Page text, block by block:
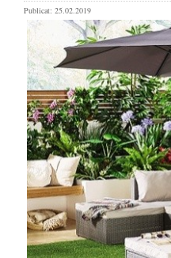
Publicat: 25.02.2019